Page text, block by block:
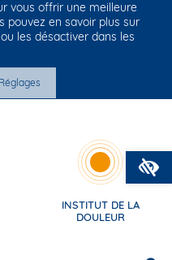
Groupe Vivalto Santé
Entre nous, la vie
INSTITUT DE LA
DOULEUR
vous offrir une meilleure
pouvez en savoir plus sur
les désactiver dans les
Réglages